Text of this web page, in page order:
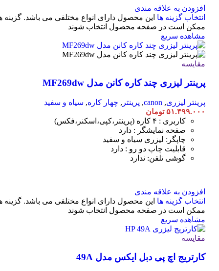
افزودن به علاقه مندی
انتخاب گزینه ها این محصول دارای انواع مختلفی می باشد. گزینه
ممکن است در صفحه محصول انتخاب شوند
مشاهده سریع
مقایسه
پرینتر لیزری چند کاره کانن مدل MF269dw
پرینتر لیزری,
canon
, پرینتر , چهار کاره, سیاه و سفید
۵۱.۴۹۹.۰۰۰ تومان
کاربری : ۴ کاره (پرینتر،کپی،اسکنر،فکس)
صفحه نمایشگر : دارد
چاپگر: لیزری سیاه و سفید
قابلیت چاپ دو رو : دارد
گوشی تلفن: ندارد
افزودن به علاقه مندی
انتخاب گزینه ها این محصول دارای انواع مختلفی می باشد. گزینه
ممکن است در صفحه محصول انتخاب شوند
مشاهده سریع
مقایسه
کارتریج اچ پی دبل ایکس مدل 49A